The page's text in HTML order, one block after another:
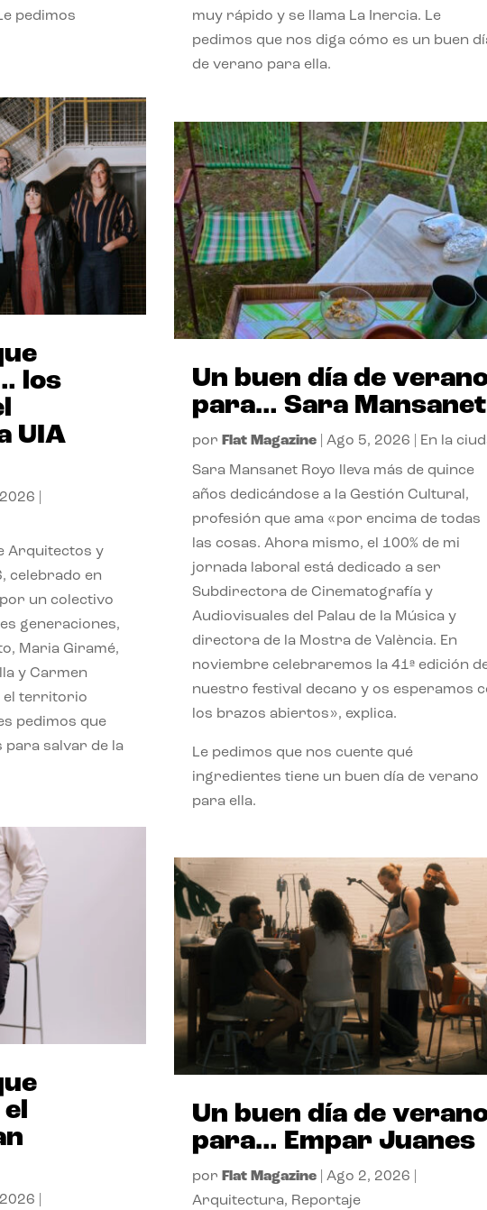
pedimos
los
UIA
Arquitectos y
celebrado en
un colectivo
generaciones,
Maria Giramé,
y Carmen
el territorio
pedimos que
para salvar de la
muy rápido y se llama La Inercia. Le
pedimos que nos diga cómo es un buen
de verano para ella.
Un buen día de
para… Sara Mansanet
por Flat Magazine| Ago 5, 2026 En la
Sara Mansanet Royo lleva más de quince
años dedicándose a la Gestión Cultural,
profesión que ama «por encima de todas
las cosas. Ahora mismo, el 100% de mi
jornada laboral está dedicado a ser
Subdirectora de Cinematografía y
Audiovisuales del Palau de la Música y
directora de la Mostra de València. En
noviembre celebraremos la 41ª edición
nuestro festival decano y os esperamos
los brazos abiertos», explica.
Le pedimos que nos cuente qué
ingredientes tiene un buen día de verano
para ella.
Un buen día de
para… Empar Juanes
por Flat Magazine| Ago 2, 2026
Arquitectura, Reportaje